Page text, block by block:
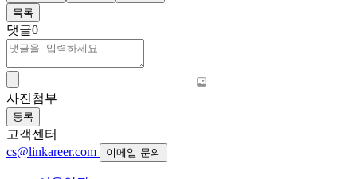
목록
댓글0
사진첨부
등록
고객센터
cs@linkareer.com
이메일 문의